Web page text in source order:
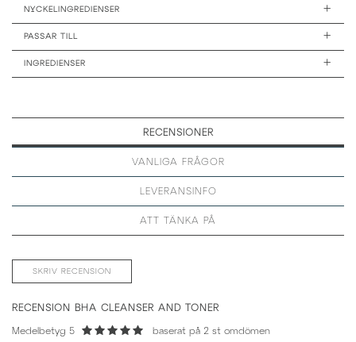
NYCKELINGREDIENSER +
PASSAR TILL +
INGREDIENSER +
RECENSIONER
VANLIGA FRÅGOR
LEVERANSINFO
ATT TÄNKA PÅ
SKRIV RECENSION
RECENSION BHA CLEANSER AND TONER
Medelbetyg 5 baserat på 2 st omdömen